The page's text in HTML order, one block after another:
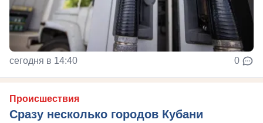
сегодня в 14:40 0
Происшествия
Сразу несколько городов Кубани